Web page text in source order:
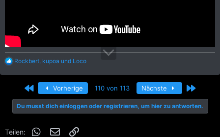
R
a
i
o
n
n
Rockbert, kupoa und Loco
Erste Vorherige 110 von 113 Nächste Letzte
Du musst dich einloggen oder registrieren, um hier zu antworten.
Teilen: WhatsApp
E-Mail